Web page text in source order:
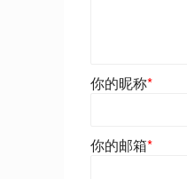
你的昵称*
你的邮箱*